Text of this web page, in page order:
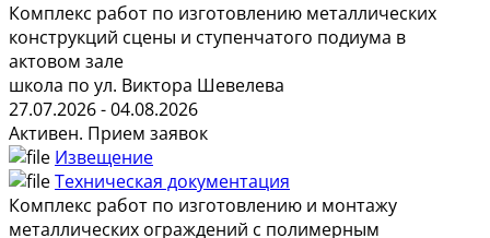
Комплекс работ по изготовлению металлических
конструкций сцены и ступенчатого подиума в
актовом зале
школа по ул. Виктора Шевелева
27.07.2026 - 04.08.2026
Активен. Прием заявок
Извещение
Техническая документация
Комплекс работ по изготовлению и монтажу
металлических ограждений с полимерным